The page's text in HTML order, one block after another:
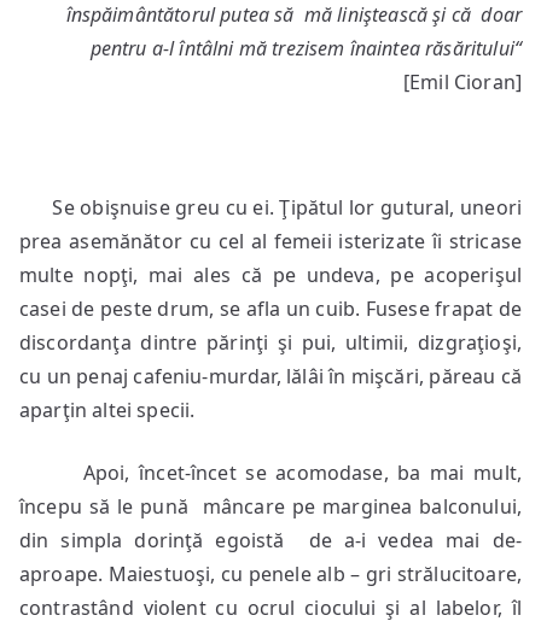
înspăimântătorul putea să mă liniştească şi că doar
pentru a-l întâlni mă trezisem înaintea răsăritului“
[Emil Cioran]
Se obişnuise greu cu ei. Ţipătul lor gutural, uneori
prea asemănător cu cel al femeii isterizate îi stricase
multe nopţi, mai ales că pe undeva, pe acoperişul
casei de peste drum, se afla un cuib. Fusese frapat de
discordanţa dintre părinţi şi pui, ultimii, dizgraţioşi,
cu un penaj cafeniu-murdar, lălâi în mişcări, păreau că
aparţin altei specii.
Apoi, încet-încet se acomodase, ba mai mult,
începu să le pună mâncare pe marginea balconului,
din simpla dorinţă egoistă de a-i vedea mai de-
aproape. Maiestuoşi, cu penele alb – gri strălucitoare,
contrastând violent cu ocrul ciocului şi al labelor, îl